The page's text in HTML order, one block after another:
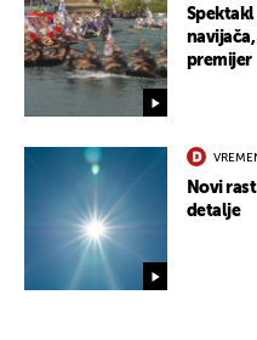
Spektakl
premijer
Novi
detalje